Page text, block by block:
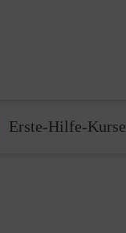
Erste-Hilfe-Kurse